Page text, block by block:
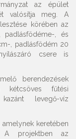
az épület
valósítja meg. A
körében az
padlásfödéme-, és
, padlásfödém 20
csere is
berendezések
kétcsöves fűtési
levegő-víz
amelynek keretében
A projektben az